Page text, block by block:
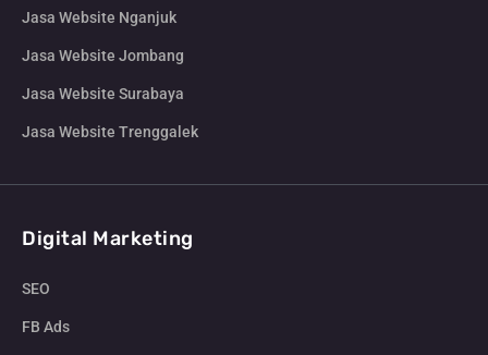
Jasa Website Nganjuk
Jasa Website Jombang
Jasa Website Surabaya
Jasa Website Trenggalek
Digital Marketing
SEO
FB Ads